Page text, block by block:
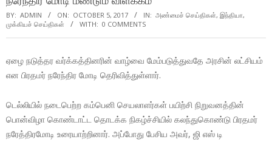
BY: ADMIN ON: OCTOBER 5, 2017 IN: அண்மைச் செய்திகள், இந்தியா,
முக்கியச் செய்திகள்
WITH: 0 COMMENTS
ஏழை நடுத்தர வர்க்கத்தினரின் வாழ்வை மேம்படுத்துவதே அரசின் லட்சியம்
என பிரதமர் நரேந்திர மோடி தெரிவித்துள்ளார்.
டெல்லியில் நடைபெற்ற கம்பெனி செயலாளர்கள் பயிற்சி நிறுவனத்தின்
பொன்விழா கொண்டாட்ட தொடக்க நிகழ்ச்சியில் கலந்துகொண்டு பிரதமர்
நரேத்திரமோடி உரையாற்றினார். அப்போது பேசிய அவர், ஜி எஸ் டி